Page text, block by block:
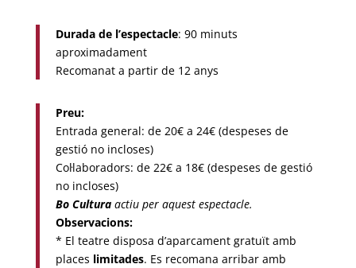
Durada de l’espectacle: 90 minuts
aproximadament
Recomanat a partir de 12 anys
Preu:
Entrada general: de 20€ a 24€ (despeses de
gestió no incloses)
Col·laboradors: de 22€ a 18€ (despeses de gestió
no incloses)
Bo Culturaactiu per aquest espectacle.
Observacions:
* El teatre disposa d’aparcament gratuït amb
places limitades. Es recomana arribar amb